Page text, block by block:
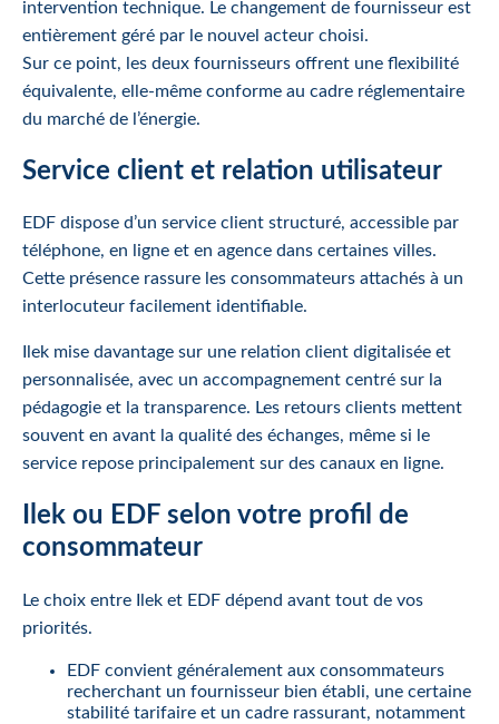
intervention technique. Le changement de fournisseur est
entièrement géré par le nouvel acteur choisi.
Sur ce point, les deux fournisseurs offrent une flexibilité
équivalente, elle-même conforme au cadre réglementaire
du marché de l’énergie.
Service client et relation utilisateur
EDF dispose d’un service client structuré, accessible par
téléphone, en ligne et en agence dans certaines villes.
Cette présence rassure les consommateurs attachés à un
interlocuteur facilement identifiable.
Ilek mise davantage sur une relation client digitalisée et
personnalisée, avec un accompagnement centré sur la
pédagogie et la transparence. Les retours clients mettent
souvent en avant la qualité des échanges, même si le
service repose principalement sur des canaux en ligne.
Ilek ou EDF selon votre profil de
consommateur
Le choix entre Ilek et EDF dépend avant tout de vos
priorités.
EDF convient généralement aux consommateurs
recherchant un fournisseur bien établi, une certaine
stabilité tarifaire et un cadre rassurant, notamment